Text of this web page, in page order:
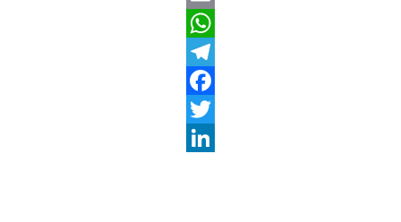
Email
WhatsApp
Telegram
Facebook
Twitter